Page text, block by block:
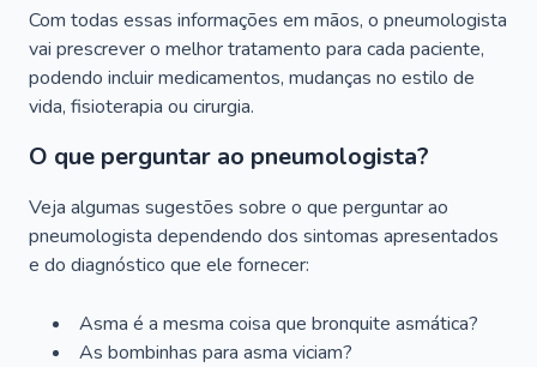
Com todas essas informações em mãos, o pneumologista
vai prescrever o melhor tratamento para cada paciente,
podendo incluir medicamentos, mudanças no estilo de
vida, fisioterapia ou cirurgia.
O que perguntar ao pneumologista?
Veja algumas sugestões sobre o que perguntar ao
pneumologista dependendo dos sintomas apresentados
e do diagnóstico que ele fornecer:
Asma é a mesma coisa que bronquite asmática?
As bombinhas para asma viciam?